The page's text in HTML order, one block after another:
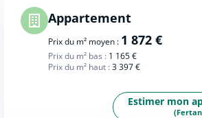
Appartement
Prix du m² moyen : 1 872 €
Prix du m² bas : 1 165 €
Prix du m² haut :3 397 €
Estimer mon